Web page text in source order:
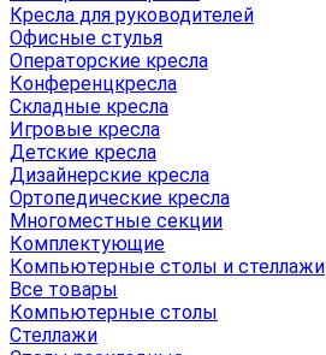
Кресла для руководителей
Офисные стулья
Операторские кресла
Конференцкресла
Складные кресла
Игровые кресла
Детские кресла
Дизайнерские кресла
Ортопедические кресла
Многоместные секции
Комплектующие
Компьютерные столы и стеллажи
Все товары
Компьютерные столы
Стеллажи